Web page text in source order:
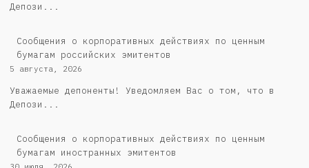
Депози...
Cообщения о корпоративных действиях по ценным
бумагам российских эмитентов
5 августа, 2026
Уважаемые депоненты! Уведомляем Вас о том, что в
Депози...
Сообщения о корпоративных действиях по ценным
бумагам иностранных эмитентов